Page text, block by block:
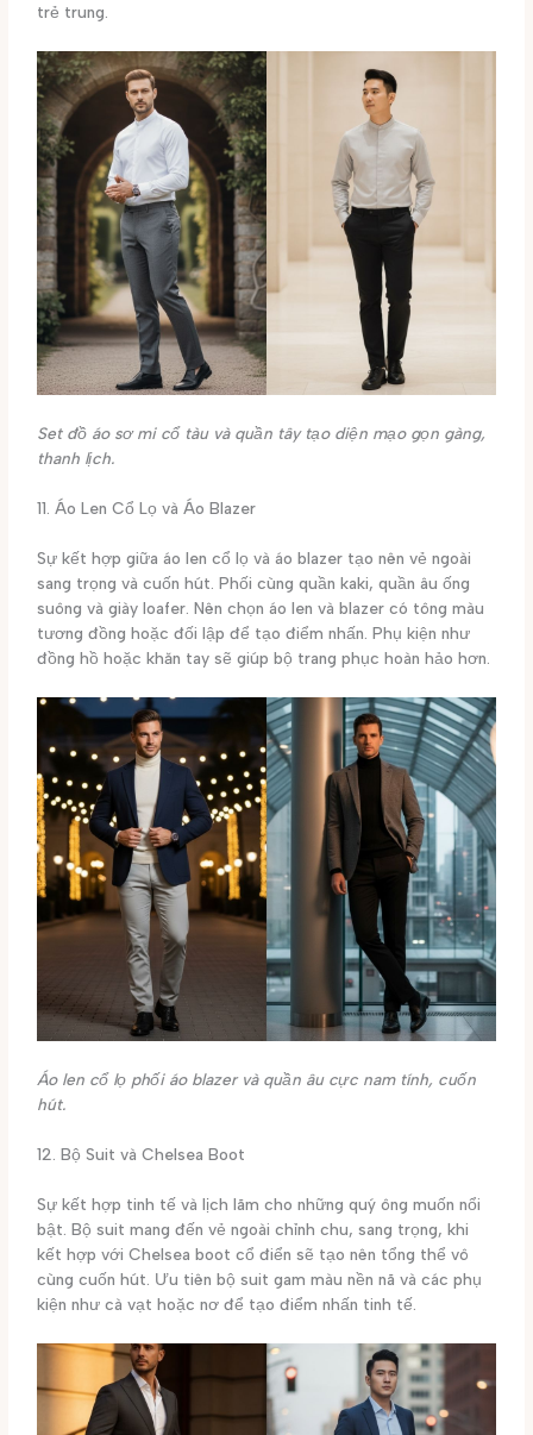
trẻ trung.
Set đồ áo sơ mi cổ tàu và quần tây tạo diện mạo gọn gàng,
thanh lịch.
11. Áo Len Cổ Lọ và Áo Blazer
Sự kết hợp giữa áo len cổ lọ và áo blazer tạo nên vẻ ngoài
sang trọng và cuốn hút. Phối cùng quần kaki, quần âu ống
suông và giày loafer. Nên chọn áo len và blazer có tông màu
tương đồng hoặc đối lập để tạo điểm nhấn. Phụ kiện như
đồng hồ hoặc khăn tay sẽ giúp bộ trang phục hoàn hảo hơn.
Áo len cổ lọ phối áo blazer và quần âu cực nam tính, cuốn
hút.
12. Bộ Suit và Chelsea Boot
Sự kết hợp tinh tế và lịch lãm cho những quý ông muốn nổi
bật. Bộ suit mang đến vẻ ngoài chỉnh chu, sang trọng, khi
kết hợp với Chelsea boot cổ điển sẽ tạo nên tổng thể vô
cùng cuốn hút. Ưu tiên bộ suit gam màu nền nã và các phụ
kiện như cà vạt hoặc nơ để tạo điểm nhấn tinh tế.